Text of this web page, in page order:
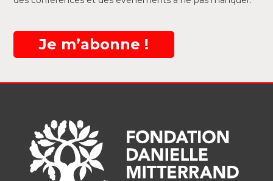
Je m’abonne !